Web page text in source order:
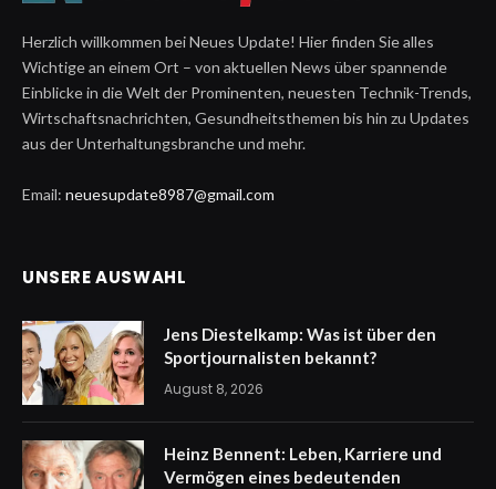
Herzlich willkommen bei Neues Update! Hier finden Sie alles
Wichtige an einem Ort – von aktuellen News über spannende
Einblicke in die Welt der Prominenten, neuesten Technik-Trends,
Wirtschaftsnachrichten, Gesundheitsthemen bis hin zu Updates
aus der Unterhaltungsbranche und mehr.
Email: neuesupdate8987@gmail.com
UNSERE AUSWAHL
Jens Diestelkamp: Was ist über den
Sportjournalisten bekannt?
August 8, 2026
Heinz Bennent: Leben, Karriere und
Vermögen eines bedeutenden